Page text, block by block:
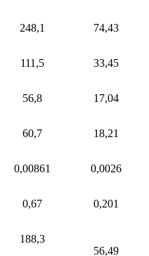
248,1 74,43
111,5 33,45
56,8 17,04
60,7 18,21
0,00861 0,0026
0,67 0,201
188,3
56,49